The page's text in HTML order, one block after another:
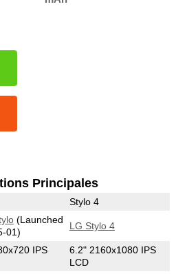
Principales
Stylo 4
(Launched
01)
LG Stylo 4
IPS
6.2" 2160x1080 IPS
LCD